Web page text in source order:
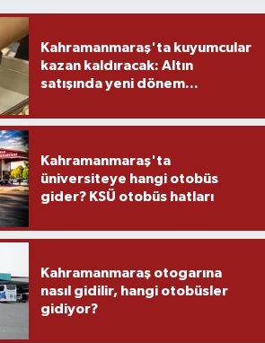
Kahramanmaraş'ta kuyumcular
kazan kaldıracak: Altın
satışında yeni dönem...
Kahramanmaraş'ta
üniversiteye hangi otobüs
gider? KSÜ otobüs hatları
Kahramanmaraş otogarına
nasıl gidilir, hangi otobüsler
gidiyor?